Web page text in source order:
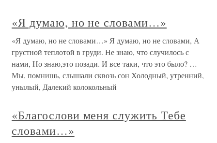
«Я думаю, но не словами…»
«Я думаю, но не словами…» Я думаю, но не словами, А
грустной теплотой в груди. Не знаю, что случилось с
нами, Но знаю,это позади. И все-таки, что это было? …
Мы, помнишь, слышали сквозь сон Холодный, утренний,
унылый, Далекий колокольный
«Благослови меня служить Тебе
словами…»